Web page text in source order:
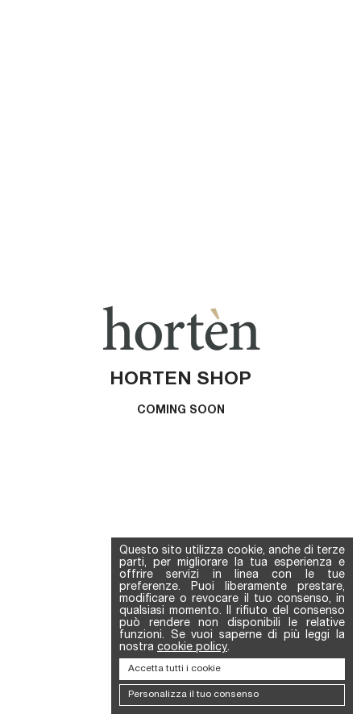
HORTEN SHOP
COMING SOON
Questo sito utilizza cookie, anche di terze
parti, per migliorare la tua esperienza e
offrire servizi in linea con le tue
preferenze. Puoi liberamente prestare,
modificare o revocare il tuo consenso, in
qualsiasi momento. Il rifiuto del consenso
può rendere non disponibili le relative
funzioni. Se vuoi saperne di più leggi la
nostra cookie policy.
Accetta tutti i cookie
Personalizza il tuo consenso